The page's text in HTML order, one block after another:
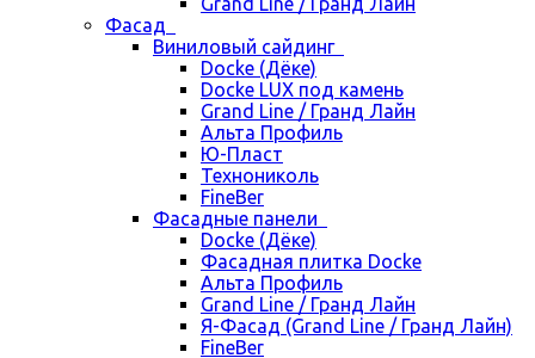
Фасад
Виниловый сайдинг
Docke (Дёке)
Docke LUX под камень
Grand Line / Гранд Лайн
Альта Профиль
Ю-Пласт
Технониколь
FineBer
Фасадные панели
Docke (Дёке)
Фасадная плитка Docke
Альта Профиль
Grand Line / Гранд Лайн
Я-Фасад (Grand Line / Гранд Лайн)
FineBer